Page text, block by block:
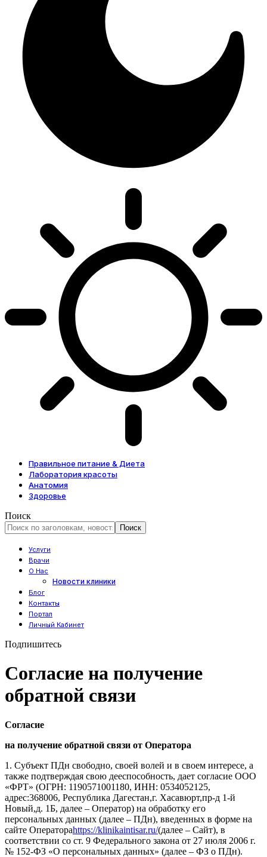
Правильное питание & Диета
Лаборатория красоты
Анатомия
Здоровье
Поиск
Услуги
Врачи
О Нас
Новости клиники
Блог
Контакты
Портал
Личный Кабинет
Подпишитесь
Согласие на получение
обратной связи
Согласие
на получение обратной связи от Оператора
1. Субъект ПДн свободно, своей волей и в своем интересе, а
также подтверждая свою дееспособность, дает согласие ООО
«ФРТ» (ОГРН: 1190571001180, ИНН: 0534052125,
адрес:368006, Республика Дагестан,г. Хасавюрт,пр-д 1-й
Новый,д. 1Б, далее – Оператор) на обработку его
персональных данных (далее – ПДн), введенных в форме на
сайте Оператораhttps://klinikaintisar.ru/(далее – Сайт), в
соответствии со ст. 9 Федерального закона от 27 июля 2006 г.
№ 152-ФЗ «О персональных данных» (далее – ФЗ о ПДн).